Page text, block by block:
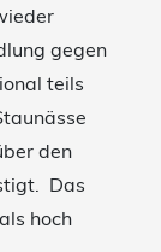
gegen
teils
den
Das
hoch